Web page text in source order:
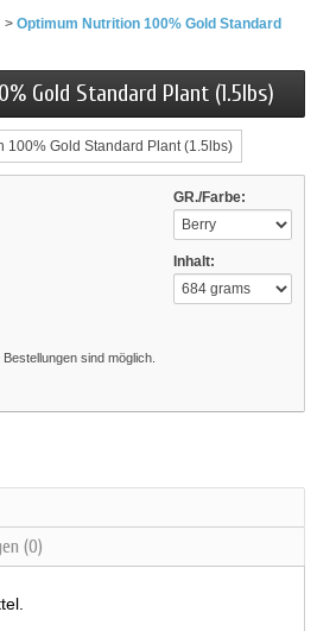
> Optimum Nutrition 100% Gold Standard
Gold Standard Plant (1.5lbs)
GR./Farbe:
Inhalt:
sind möglich.
(0)